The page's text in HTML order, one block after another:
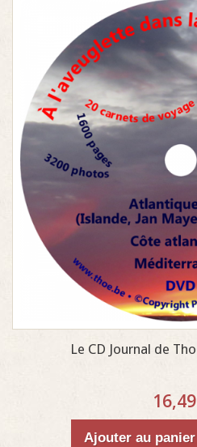
Le CD Journal de
Ajouter au panier